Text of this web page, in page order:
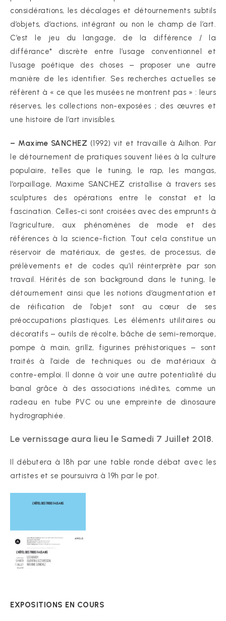
considérations, les décalages et détournements subtils
d’objets, d’actions, intégrant ou non le champ de l’art.
C’est le jeu du langage, de la différence / la
différance* discrète entre l’usage conventionnel et
l’usage poétique des choses – proposer une autre
manière de les identifier. Ses recherches actuelles se
réfèrent à « ce que les musées ne montrent pas » : leurs
réserves, les collections non-exposées ; des œuvres et
une histoire de l’art invisibles.
– Maxime SANCHEZ (1992) vit et travaille à Ailhon. Par
le détournement de pratiques souvent liées à la culture
populaire, telles que le tuning, le rap, les mangas,
l’orpaillage, Maxime SANCHEZ cristallise à travers ses
sculptures des opérations entre le constat et la
fascination. Celles-ci sont croisées avec des emprunts à
l’agriculture, aux phénomènes de mode et des
références à la science-fiction. Tout cela constitue un
réservoir de matériaux, de gestes, de processus, de
prélèvements et de codes qu’il réinterprète par son
travail. Hérités de son background dans le tuning, le
détournement ainsi que les notions d’augmentation et
de réification de l’objet sont au cœur de ses
préoccupations plastiques. Les éléments utilitaires ou
décoratifs – outils de récolte, bâche de semi-remorque,
pompe à main, grillz, figurines préhistoriques – sont
traités à l’aide de techniques ou de matériaux à
contre-emploi. Il donne à voir une autre potentialité du
banal grâce à des associations inédites, comme un
radeau en tube PVC ou une empreinte de dinosaure
hydrographiée.
Le vernissage aura lieu le Samedi 7 Juillet 2018.
Il débutera à 18h par une table ronde débat avec les
artistes et se poursuivra à 19h par le pot.
EXPOSITIONS EN COURS